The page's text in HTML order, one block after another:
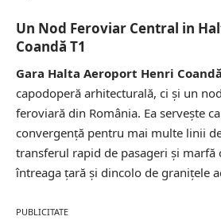
Un Nod Feroviar Central in
Coandă T1
Gara Halta Aeroport Henri
capodoperă arhitecturală, ci și un
feroviară din România. Ea servește
convergență pentru mai multe linii
transferul rapid de pasageri și marfă
întreaga țară și dincolo de granițele
PUBLICITATE